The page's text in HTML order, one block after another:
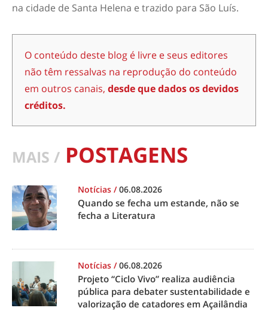
na cidade de Santa Helena e trazido para São Luís.
O conteúdo deste blog é livre e seus editores
não têm ressalvas na reprodução do conteúdo
em outros canais, desde que dados os devidos
créditos.
MAIS / POSTAGENS
Notícias /06.08.2026
Quando se fecha um estande, não se
fecha a Literatura
Notícias /06.08.2026
Projeto “Ciclo Vivo” realiza audiência
pública para debater sustentabilidade e
valorização de catadores em Açailândia